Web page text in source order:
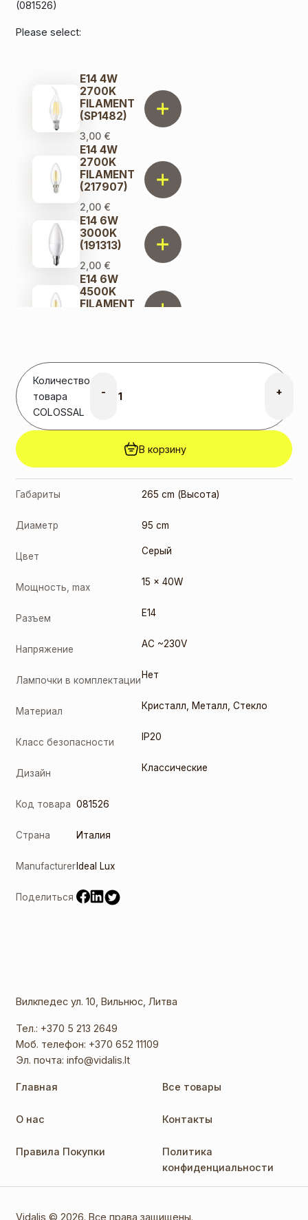
(081526)
Please select:
E14 4W
2700K
FILAMENT
(SP1482)
3,00 €
E14 4W
2700K
FILAMENT
(217907)
2,00 €
E14 6W
3000K
(191313)
2,00 €
E14 6W
4500K
FILAMENT
Количество
товара
COLOSSAL
- +
В корзину
Габариты 265 cm (Высота)
Диаметр 95 cm
Цвет Серый
Мощность, max 15 x 40W
Разъем E14
Напряжение AC ~230V
Лампочки в комплектации Нет
Материал Кристалл Металл ,Стекло
Класс безопасности IP20
Дизайн Классические
Код товара 081526
Страна Италия
Manufacturer Ideal Lux
Поделиться
Вилкпедес ул. 10, Вильнюс, Литва
Тел.: +370 5 213 2649
Моб. телефон: +370 652 11109
Эл. почта:info@vidalis.lt
Главная Все товары
О нас Контакты
Правила Покупки
Политика
конфиденциальности
Vidalis © 2026. Все права защищены.